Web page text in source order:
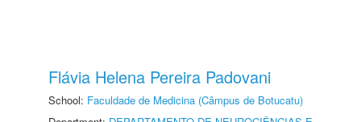
Flávia Helena Pereira Padovani
School: Faculdade de Medicina (Câmpus de Botucatu)